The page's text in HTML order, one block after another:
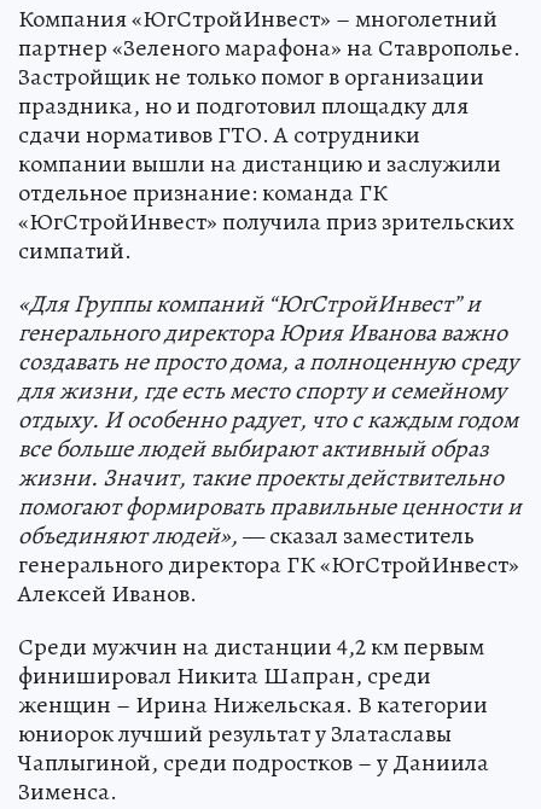
Компания «ЮгСтройИнвест» – многолетний
партнер «Зеленого марафона» на Ставрополье.
Застройщик не только помог в организации
праздника, но и подготовил площадку для
сдачи нормативов ГТО. А сотрудники
компании вышли на дистанцию и заслужили
отдельное признание: команда ГК
«ЮгСтройИнвест» получила приз зрительских
симпатий.
«Для Группы компаний “ЮгСтройИнвест” и
генерального директора Юрия Иванова важно
создавать не просто дома, а полноценную среду
для жизни, где есть место спорту и семейному
отдыху. И особенно радует, что с каждым годом
все больше людей выбирают активный образ
жизни. Значит, такие проекты действительно
помогают формировать правильные ценности и
объединяют людей»,— сказал заместитель
генерального директора ГК «ЮгСтройИнвест»
Алексей Иванов.
Среди мужчин на дистанции 4,2 км первым
финишировал Никита Шапран, среди
женщин – Ирина Нижельская. В категории
юниорок лучший результат у Златаславы
Чаплыгиной, среди подростков – у Даниила
Зименса.